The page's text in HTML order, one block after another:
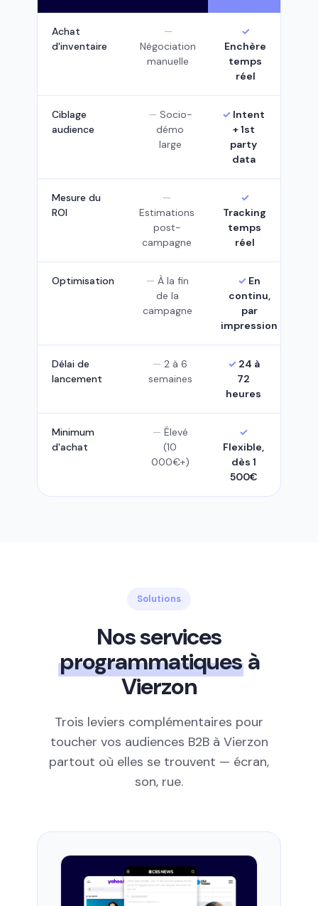
Achat
d'inventaire
Négociation
manuelle
Enchère
temps
réel
Ciblage
audience
Socio-
démo
large
Intent
+ 1st
party
data
Mesure du
ROI
Estimations
post-
campagne
Tracking
temps
réel
Optimisation
À la fin
de la
campagne
En
continu,
par
impression
Délai de
lancement
2 à 6
semaines
24 à
72
heures
Minimum
d'achat
Élevé
(10
000€+)
Flexible,
dès 1
500€
Solutions
Nos services
programmatiques à
Vierzon
Trois leviers complémentaires pour
toucher vos audiences B2B à Vierzon
partout où elles se trouvent — écran,
son, rue.